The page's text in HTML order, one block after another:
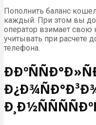
Пополнить баланс
каждый. При этом вы
оператор взимает
учитывать при расчете
телефона.